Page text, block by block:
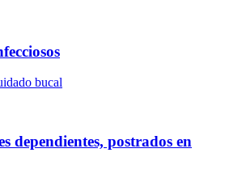
bucal
dependientes, postrados en